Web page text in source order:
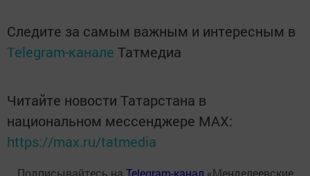
Следите за самым важным и интересным в
Telegram-канале Татмедиа
Читайте новости Татарстана в
национальном мессенджере MАХ:
https://max.ru/tatmedia